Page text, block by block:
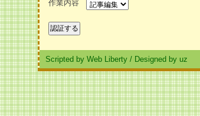
作業内容
Scripted by Web Liberty / Designed by uz